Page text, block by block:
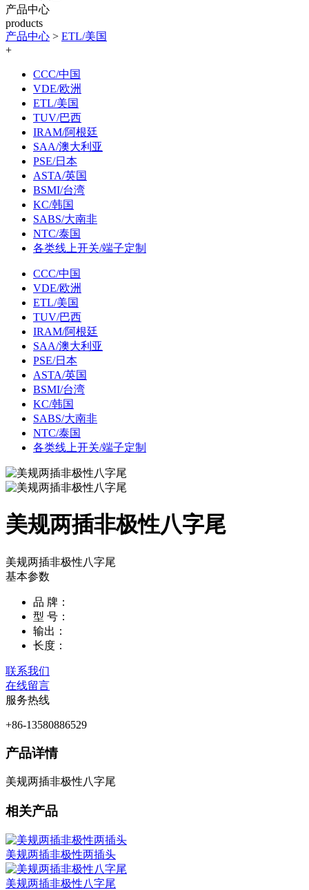
产品中心
products
产品中心 > ETL/美国
+
CCC/中国
VDE/欧洲
ETL/美国
TUV/巴西
IRAM/阿根廷
SAA/澳大利亚
PSE/日本
ASTA/英国
BSMI/台湾
KC/韩国
SABS/大南非
NTC/泰国
各类线上开关/端子定制
CCC/中国
VDE/欧洲
ETL/美国
TUV/巴西
IRAM/阿根廷
SAA/澳大利亚
PSE/日本
ASTA/英国
BSMI/台湾
KC/韩国
SABS/大南非
NTC/泰国
各类线上开关/端子定制
美规两插非极性八字尾
美规两插非极性八字尾
基本参数
品 牌：
型 号：
输出：
长度：
联系我们
在线留言
服务热线
+86-13580886529
产品详情
美规两插非极性八字尾
相关产品
美规两插非极性两插头
美规两插非极性八字尾